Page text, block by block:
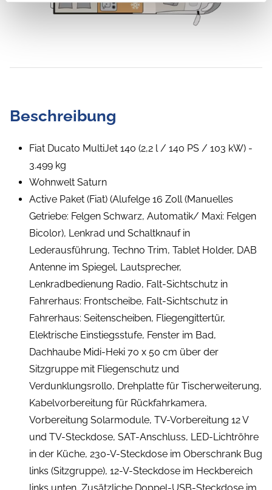
Beschreibung
Fiat Ducato MultiJet 140 (2,2 l / 140 PS / 103 kW) -
3.499 kg
Wohnwelt Saturn
Active Paket (Fiat) (Alufelge 16 Zoll (Manuelles
Getriebe: Felgen Schwarz, Automatik/ Maxi: Felgen
Bicolor), Lenkrad und Schaltknauf in
Lederausführung, Techno Trim, Tablet Holder, DAB
Antenne im Spiegel, Lautsprecher,
Lenkradbedienung Radio, Falt-Sichtschutz in
Fahrerhaus: Frontscheibe, Falt-Sichtschutz in
Fahrerhaus: Seitenscheiben, Fliegengittertür,
Elektrische Einstiegsstufe, Fenster im Bad,
Dachhaube Midi-Heki 70 x 50 cm über der
Sitzgruppe mit Fliegenschutz und
Verdunklungsrollo, Drehplatte für Tischerweiterung,
Kabelvorbereitung für Rückfahrkamera,
Vorbereitung Solarmodule, TV-Vorbereitung 12 V
und TV-Steckdose, SAT-Anschluss, LED-Lichtröhre
in der Küche, 230-V-Steckdose im Oberschrank Bug
links (Sitzgruppe), 12-V-Steckdose im Heckbereich